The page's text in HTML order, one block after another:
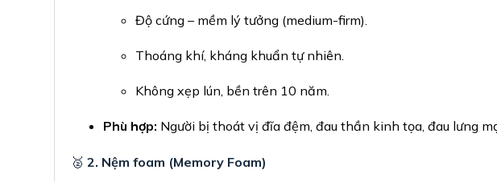
Độ cứng – mềm lý tưởng (medium-firm).
Thoáng khí, kháng khuẩn tự nhiên.
Không xẹp lún, bền trên 10 năm.
Phù hợp: Người bị thoát vị đĩa đệm, đau thần kinh tọa, đau lưng
🥈2. Nệm foam (Memory Foam)